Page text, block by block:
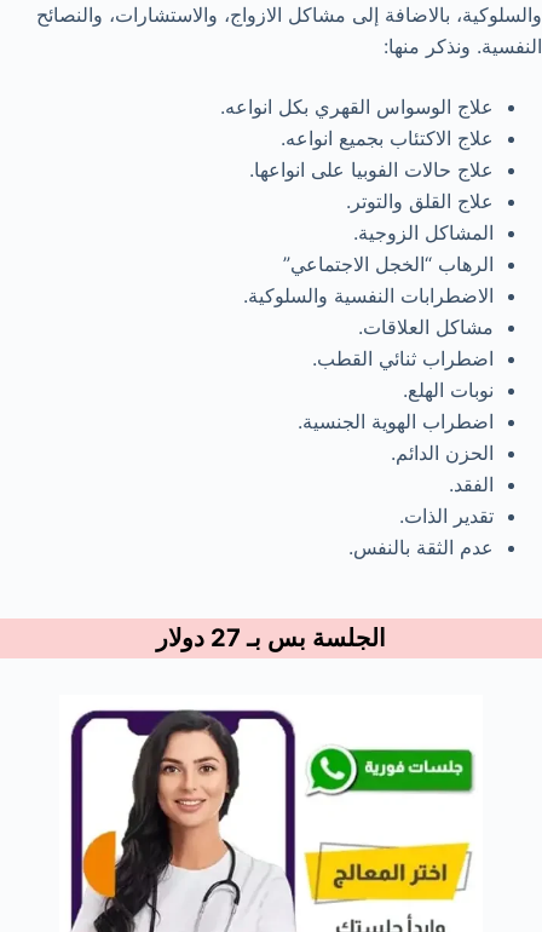
والسلوكية، بالاضافة إلى مشاكل الازواج، والاستشارات، والنصائح
النفسية. ونذكر منها:
علاج الوسواس القهري بكل انواعه.
علاج الاكتئاب بجميع انواعه.
علاج حالات الفوبيا على انواعها.
علاج القلق والتوتر.
المشاكل الزوجية.
الرهاب “الخجل الاجتماعي”
الاضطرابات النفسية والسلوكية.
مشاكل العلاقات.
اضطراب ثنائي القطب.
نوبات الهلع.
اضطراب الهوية الجنسية.
الحزن الدائم.
الفقد.
تقدير الذات.
عدم الثقة بالنفس.
الجلسة بس بـ 27 دولار